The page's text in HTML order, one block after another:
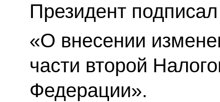
Президент
«О внесении
части второй
Федерации».